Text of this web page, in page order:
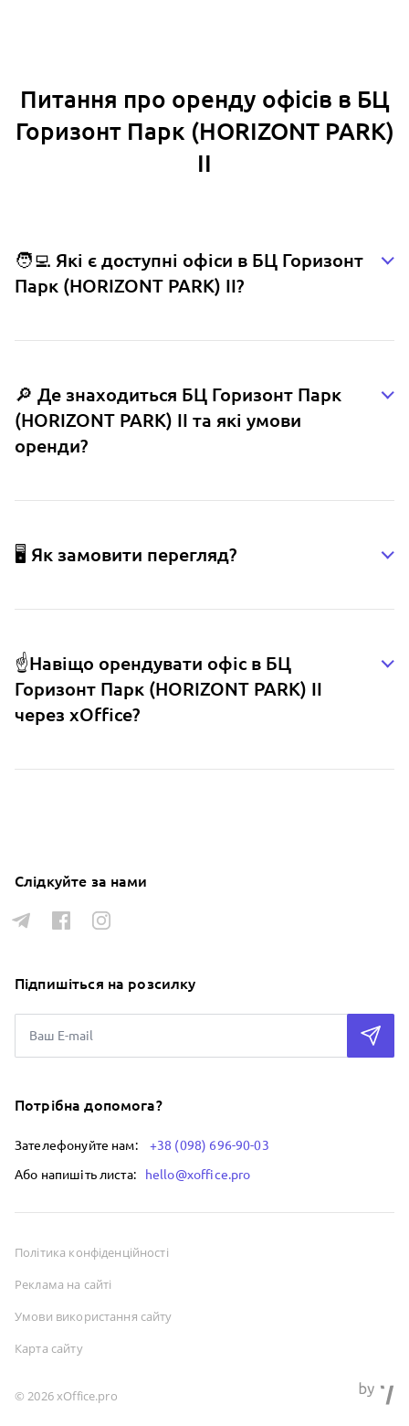
Питання про оренду офісів в БЦ
Горизонт Парк (HORIZONT PARK)
ІІ
🧑‍💻 Які є доступні офіси в БЦ Горизонт
Парк (HORIZONT PARK) ІІ?
🔎 Де знаходиться БЦ Горизонт Парк
(HORIZONT PARK) ІІ та які умови
оренди?
🖥️ Як замовити перегляд?
☝️Навіщо орендувати офіс в БЦ
Горизонт Парк (HORIZONT PARK) ІІ
через xOffice?
Слідкуйте за нами
Підпишіться на розсилку
Потрібна допомога?
Зателефонуйте нам:
+38 (098) 696-90-03
Або напишіть листа:
hello@xoffice.pro
© 2026 xOffice.pro
Політика конфіденційності
Реклама на сайті
Умови використання сайту
Карта сайту